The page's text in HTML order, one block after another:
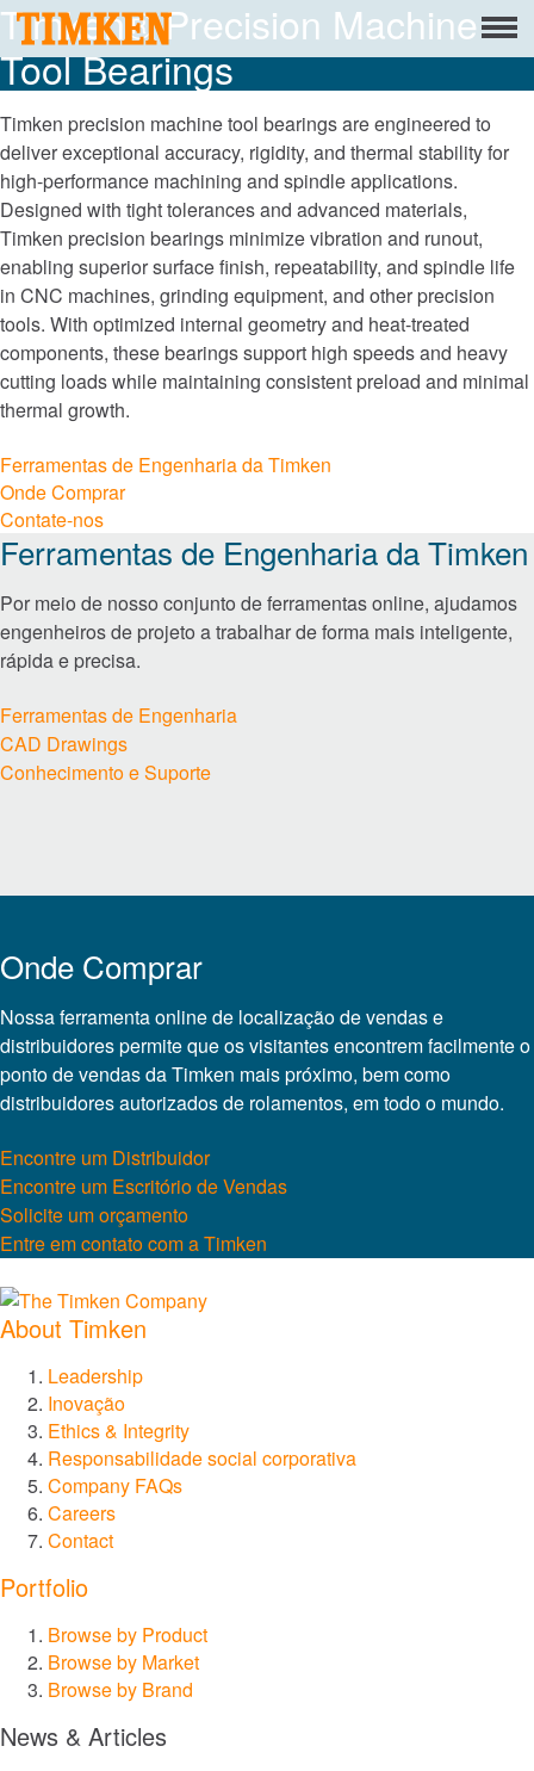
Menu
Pessoas
Planeta
Produto
portfólio
Produtos
Mercados
Inovação
Investidores
carreiras
Ferramentas de engenharia
Timken® Precision Machine
Tool Bearings
Timken precision machine tool bearings are engineered to
deliver exceptional accuracy, rigidity, and thermal stability for
high-performance machining and spindle applications.
Designed with tight tolerances and advanced materials,
Timken precision bearings minimize vibration and runout,
enabling superior surface finish, repeatability, and spindle life
in CNC machines, grinding equipment, and other precision
tools. With optimized internal geometry and heat-treated
components, these bearings support high speeds and heavy
cutting loads while maintaining consistent preload and minimal
thermal growth.
Ferramentas de Engenharia da Timken
Onde Comprar
Contate-nos
Ferramentas de Engenharia da Timken
Por meio de nosso conjunto de ferramentas online, ajudamos
engenheiros de projeto a trabalhar de forma mais inteligente,
rápida e precisa.
Ferramentas de Engenharia
CAD Drawings
Conhecimento e Suporte
Onde Comprar
Nossa ferramenta online de localização de vendas e
distribuidores permite que os visitantes encontrem facilmente o
ponto de vendas da Timken mais próximo, bem como
distribuidores autorizados de rolamentos, em todo o mundo.
Encontre um Distribuidor
Encontre um Escritório de Vendas
Solicite um orçamento
Entre em contato com a Timken
About Timken
Leadership
Inovação
Ethics & Integrity
Responsabilidade social corporativa
Company FAQs
Careers
Contact
Portfolio
Browse by Product
Browse by Market
Browse by Brand
News & Articles